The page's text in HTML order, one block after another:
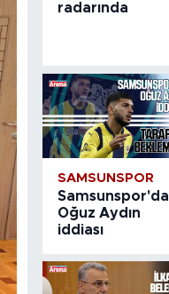
radarında
SAMSUNSPOR
Samsunspor'da
Oğuz Aydın
iddiası